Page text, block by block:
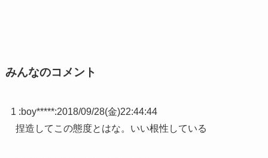
みんなのコメント
1 :boy*****:2018/09/28(金)22:44:44
捏造してこの態度とはな。いい根性している